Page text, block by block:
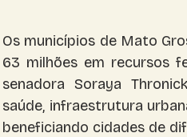
Os municípios de Mato
63 milhões em recursos
senadora Soraya
saúde, infraestrutura
beneficiando cidades de